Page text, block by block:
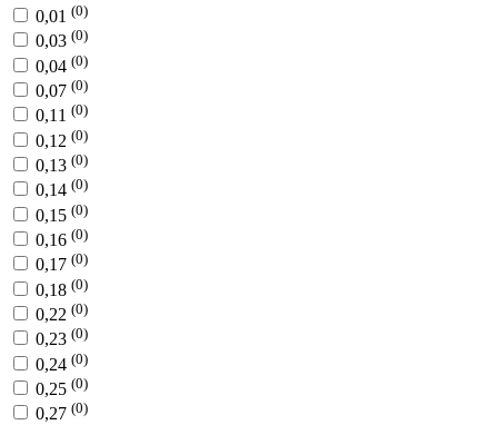
0,01 (0)
0,03 (0)
0,04 (0)
0,07 (0)
0,11 (0)
0,12 (0)
0,13 (0)
0,14 (0)
0,15 (0)
0,16 (0)
0,17 (0)
0,18 (0)
0,22 (0)
0,23 (0)
0,24 (0)
0,25 (0)
0,27 (0)